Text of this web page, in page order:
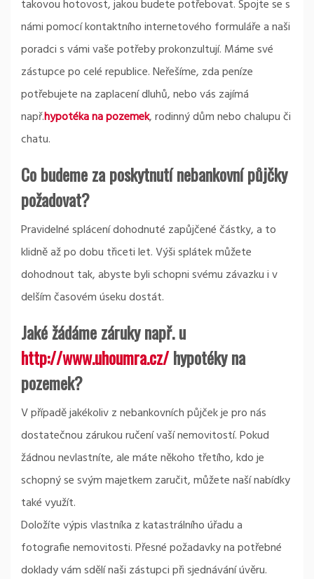
takovou hotovost, jakou budete potřebovat. Spojte se s
námi pomocí kontaktního internetového formuláře a naši
poradci s vámi vaše potřeby prokonzultují. Máme své
zástupce po celé republice. Neřešíme, zda peníze
potřebujete na zaplacení dluhů, nebo vás zajímá
např.hypotéka na pozemek, rodinný dům nebo chalupu či
chatu.
Co budeme za poskytnutí nebankovní půjčky
požadovat?
Pravidelné splácení dohodnuté zapůjčené částky, a to
klidně až po dobu třiceti let. Výši splátek můžete
dohodnout tak, abyste byli schopni svému závazku i v
delším časovém úseku dostát.
Jaké žádáme záruky např. u
http://www.uhoumra.cz/hypotéky na
pozemek?
V případě jakékoliv z nebankovních půjček je pro nás
dostatečnou zárukou ručení vaší nemovitostí. Pokud
žádnou nevlastníte, ale máte někoho třetího, kdo je
schopný se svým majetkem zaručit, můžete naší nabídky
také využít.
Doložíte výpis vlastníka z katastrálního úřadu a
fotografie nemovitosti. Přesné požadavky na potřebné
doklady vám sdělí naši zástupci při sjednávání úvěru.